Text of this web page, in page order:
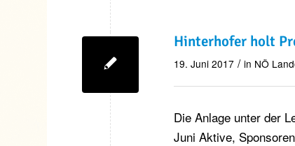
Hinterhofer holt
19. Juni 2017 / in NÖ
Die Anlage unter der
Juni Aktive,